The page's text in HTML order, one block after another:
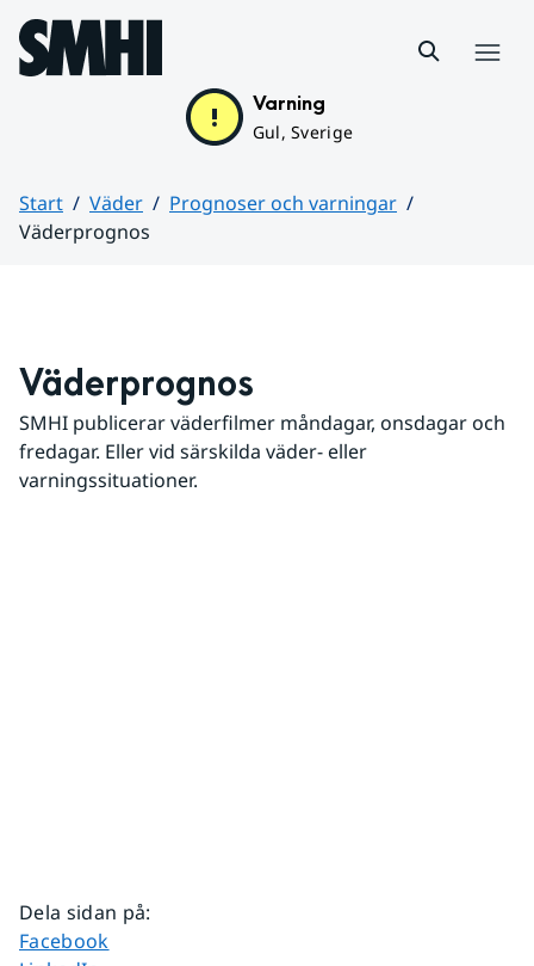
Hoppa till sidans innehåll
Varning
Gul, Sverige
Start Väder
Prognoser och varningar
Väderprognos
Väderprognos
SMHI publicerar väderfilmer måndagar, onsdagar och
fredagar. Eller vid särskilda väder- eller
varningssituationer.
Dela sidan på:
Dela sidan på
Facebook